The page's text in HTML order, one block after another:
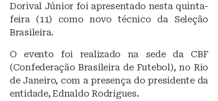
e
s
y
c
e
o
o
k
at
s
p
p
Dorival Júnior foi apresentado nesta quinta-
feira (11) como novo técnico da Seleção
Brasileira.
O evento foi realizado na sede da CBF
(Confederação Brasileira de Futebol), no Rio
de Janeiro, com a presença do presidente da
entidade, Ednaldo Rodrigues.